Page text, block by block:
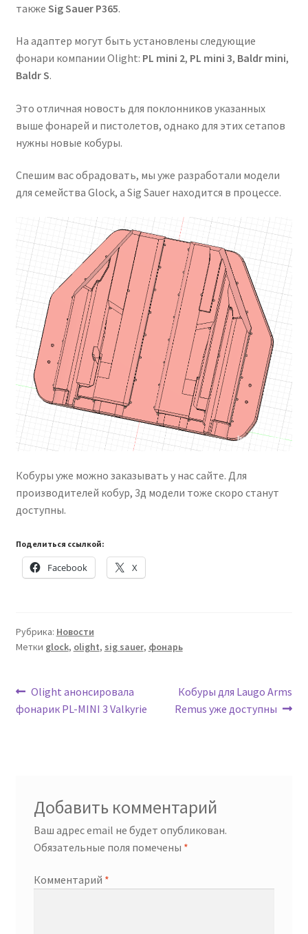
также Sig Sauer P365.
На адаптер могут быть установлены следующие
фонари компании Olight: PL mini 2, PL mini 3, Baldr mini,
Baldr S.
Это отличная новость для поклонников указанных
выше фонарей и пистолетов, однако для этих сетапов
нужны новые кобуры.
Спешим вас обрадовать, мы уже разработали модели
для семейства Glock, а Sig Sauer находится в процессе.
Кобуры уже можно заказывать у нас сайте. Для
производителей кобур, 3д модели тоже скоро станут
доступны.
Поделиться ссылкой:
Facebook X
Рубрика: Новости
Метки glock, olight, sig sauer, фонарь
Навигация
по
Предыдущая
запись:
Olight анонсировала
фонарик PL-MINI 3 Valkyrie
Следующая
запись:
Кобуры для Laugo Arms
Remus уже доступны
Добавить комментарий
Ваш адрес email не будет опубликован.
Обязательные поля помечены *
Комментарий *